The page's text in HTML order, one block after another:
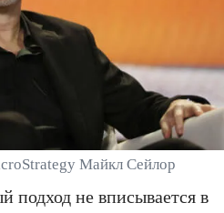
Майкл Сейлор
подход не вписывается в